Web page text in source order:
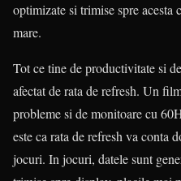
optimizate si trimise spre acesta
mare.
Tot ce tine de productivitate si
afectat de rata de refresh. Un
probleme si de monitoare cu
este ca rata de refresh va conta
jocuri. In jocuri, datele sunt